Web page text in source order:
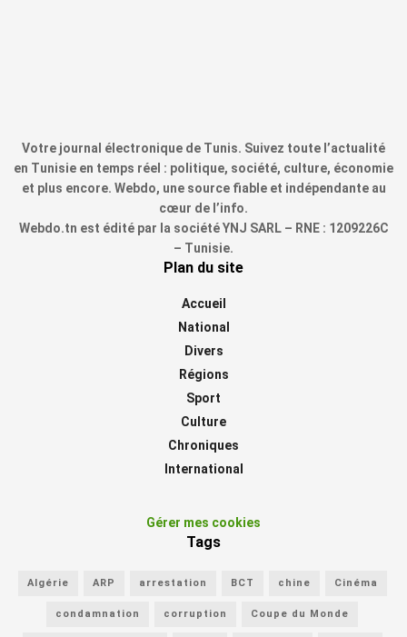
Votre journal électronique de Tunis. Suivez toute l’actualité
en Tunisie en temps réel : politique, société, culture, économie
et plus encore. Webdo, une source fiable et indépendante au
cœur de l’info.
Webdo.tn est édité par la société YNJ SARL – RNE : 1209226C
– Tunisie.
Plan du site
Accueil
National
Divers
Régions
Sport
Culture
Chroniques
International
Gérer mes cookies
Tags
Algérie ARP arrestation BCT chine Cinéma
condamnation corruption Coupe du Monde